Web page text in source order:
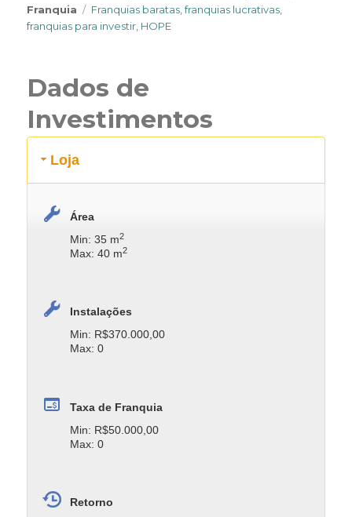
Franquia
Tags
Franquias baratas ,franquias lucrativas
franquias para investir HOPE
Dados de
Investimentos
Loja
Área
Min: 35 m2
Max: 40 m2
Instalações
Min: R$370.000,00
Max: 0
Taxa de Franquia
Min: R$50.000,00
Max: 0
Retorno